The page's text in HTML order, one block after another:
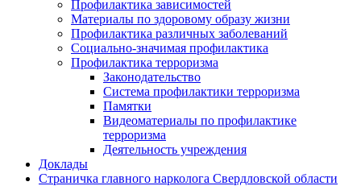
Профилактика зависимостей
Материалы по здоровому образу жизни
Профилактика различных заболеваний
Социально-значимая профилактика
Профилактика терроризма
Законодательство
Система профилактики терроризма
Памятки
Видеоматериалы по профилактике
терроризма
Деятельность учреждения
Доклады
Страничка главного нарколога Свердловской области